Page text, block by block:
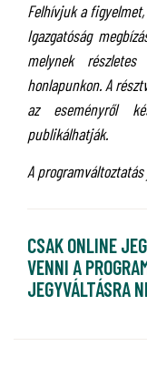
Felhívjuk a
Igazgatóság
melynek részletes
honlapunkon. A
az eseményről
publikálhatják.
A
CSAK ONLINE
VENNI A
JEGYVÁLTÁSRA